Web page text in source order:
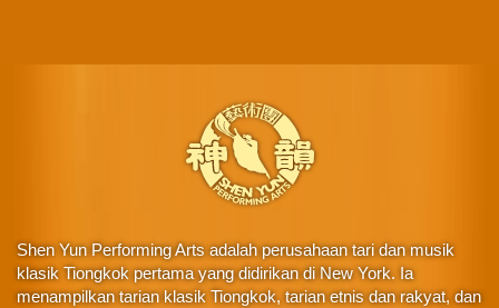
Shen Yun Performing Arts adalah perusahaan tari dan musik
klasik Tiongkok pertama yang didirikan di New York. Ia
menampilkan tarian klasik Tiongkok, tarian etnis dan rakyat, dan